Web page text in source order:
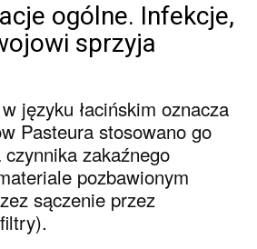
ogólne. Infekcje,
sprzyja
języku łacińskim oznacza
Pasteura stosowano go
zakaźnego
pozbawionym
sączenie przez